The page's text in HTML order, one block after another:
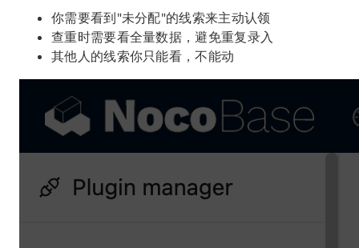
你需要看到"未分配"的线索来主动认领
查重时需要看全量数据，避免重复录入
其他人的线索你只能看，不能动